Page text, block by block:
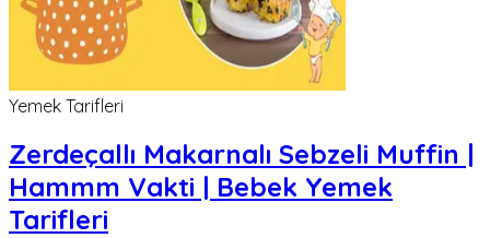
Yemek Tarifleri
Zerdeçallı Makarnalı Sebzeli Muffin |
Hammm Vakti | Bebek Yemek
Tarifleri